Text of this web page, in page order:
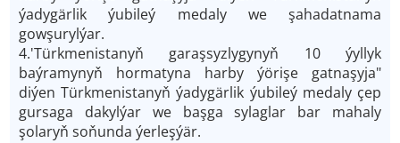
ýadygärlik ýubileý medaly we şahadatnama
gowşurylýar.
4.'Türkmenistanyň garaşsyzlygynyň 10 ýyllyk
baýramynyň hormatyna harby ýörişe gatnaşyja"
diýen Türkmenistanyň ýadygärlik ýubileý medaly çep
gursaga dakylýar we başga sylaglar bar mahaly
şolaryň soňunda ýerleşýär.